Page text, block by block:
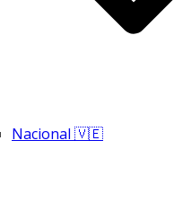
Nacional 🇻🇪